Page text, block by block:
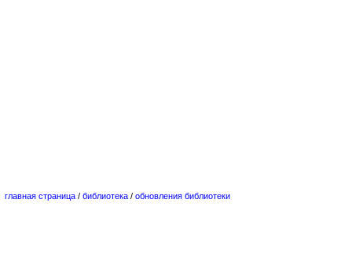
главная страница / библиотека / обновления библиотеки